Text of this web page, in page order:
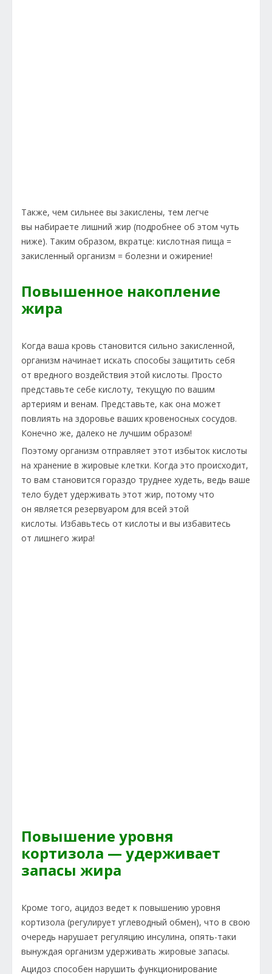
Также, чем сильнее вы закислены, тем легче
вы набираете лишний жир (подробнее об этом чуть
ниже). Таким образом, вкратце: кислотная пища =
закисленный организм = болезни и ожирение!
Повышенное накопление
жира
Когда ваша кровь становится сильно закисленной,
организм начинает искать способы защитить себя
от вредного воздействия этой кислоты. Просто
представьте себе кислоту, текущую по вашим
артериям и венам. Представьте, как она может
повлиять на здоровье ваших кровеносных сосудов.
Конечно же, далеко не лучшим образом!
Поэтому организм отправляет этот избыток кислоты
на хранение в жировые клетки. Когда это происходит,
то вам становится гораздо труднее худеть, ведь ваше
тело будет удерживать этот жир, потому что
он является резервуаром для всей этой
кислоты. Избавьтесь от кислоты и вы избавитесь
от лишнего жира!
Повышение уровня
кортизола — удерживает
запасы жира
Кроме того, ацидоз ведет к повышению уровня
кортизола (регулирует углеводный обмен), что в свою
очередь нарушает регуляцию инсулина, опять-таки
вынуждая организм удерживать жировые запасы.
Ацидоз способен нарушить функционирование